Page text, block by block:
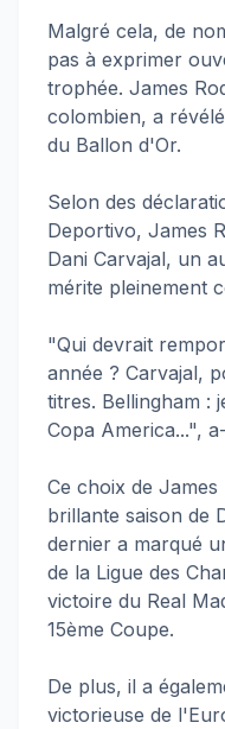
Malgré cela, de
pas à exprimer
trophée. James
colombien, a
du Ballon d'Or.
Selon des
Deportivo, James
Dani Carvajal, un
mérite pleinement
"Qui devrait
année ? Carvajal,
titres. Bellingham :
Copa America...",
Ce choix de
brillante saison de
dernier a marqué
de la Ligue des
victoire du Real
15ème Coupe.
De plus, il a
victorieuse de